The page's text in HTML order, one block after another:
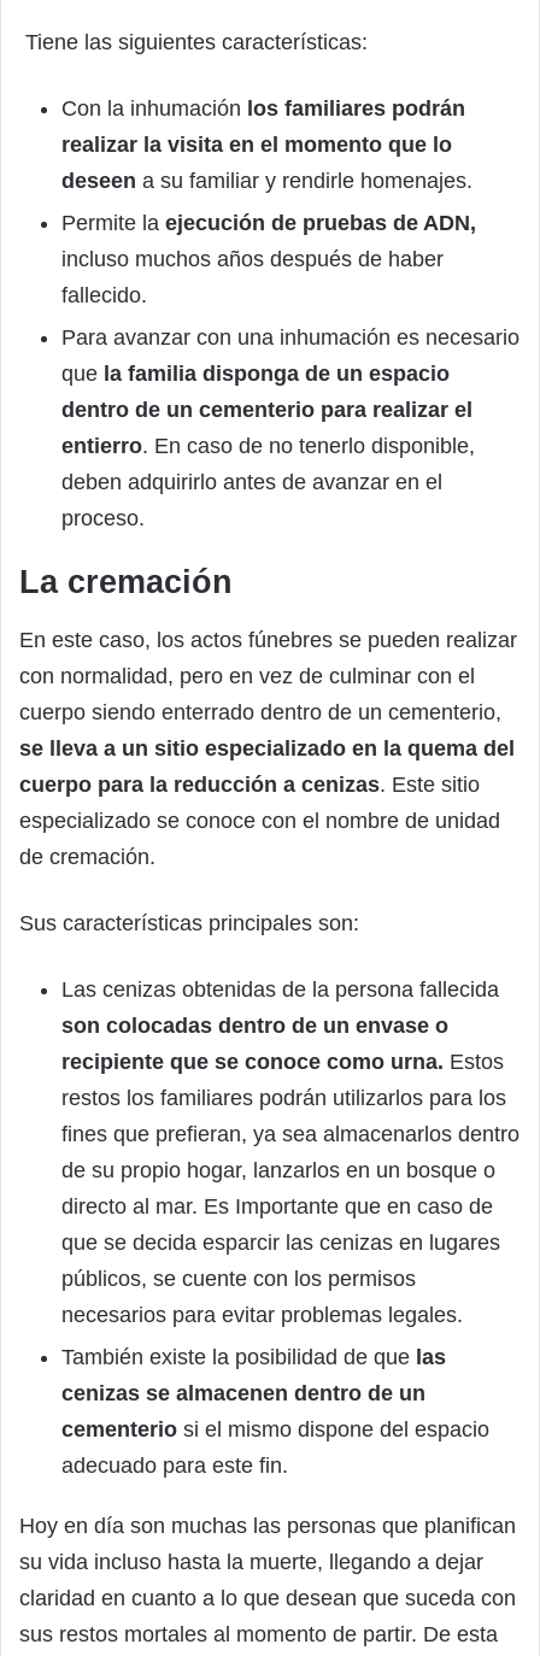
Tiene las siguientes características:
Con la inhumación los familiares podrán
realizar la visita en el momento que lo
deseen a su familiar y rendirle homenajes.
Permite la ejecución de pruebas de ADN,
incluso muchos años después de haber
fallecido.
Para avanzar con una inhumación es necesario
que la familia disponga de un espacio
dentro de un cementerio para realizar el
entierro. En caso de no tenerlo disponible,
deben adquirirlo antes de avanzar en el
proceso.
La cremación
En este caso, los actos fúnebres se pueden realizar
con normalidad, pero en vez de culminar con el
cuerpo siendo enterrado dentro de un cementerio,
se lleva a un sitio especializado en la quema del
cuerpo para la reducción a cenizas. Este sitio
especializado se conoce con el nombre de unidad
de cremación.
Sus características principales son:
Las cenizas obtenidas de la persona fallecida
son colocadas dentro de un envase o
recipiente que se conoce como urna. Estos
restos los familiares podrán utilizarlos para los
fines que prefieran, ya sea almacenarlos dentro
de su propio hogar, lanzarlos en un bosque o
directo al mar. Es Importante que en caso de
que se decida esparcir las cenizas en lugares
públicos, se cuente con los permisos
necesarios para evitar problemas legales.
También existe la posibilidad de que las
cenizas se almacenen dentro de un
cementerio si el mismo dispone del espacio
adecuado para este fin.
Hoy en día son muchas las personas que planifican
su vida incluso hasta la muerte, llegando a dejar
claridad en cuanto a lo que desean que suceda con
sus restos mortales al momento de partir. De esta